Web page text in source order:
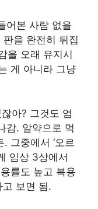
어본 사람 없을
을 완전히 뒤집
을 오래 유지시
게 아니라 그냥
아? 그것도 엄
감. 알약으로 먹
그중에서 ‘오르
임상 3상에서
률도 높고 복용
보면 됨.